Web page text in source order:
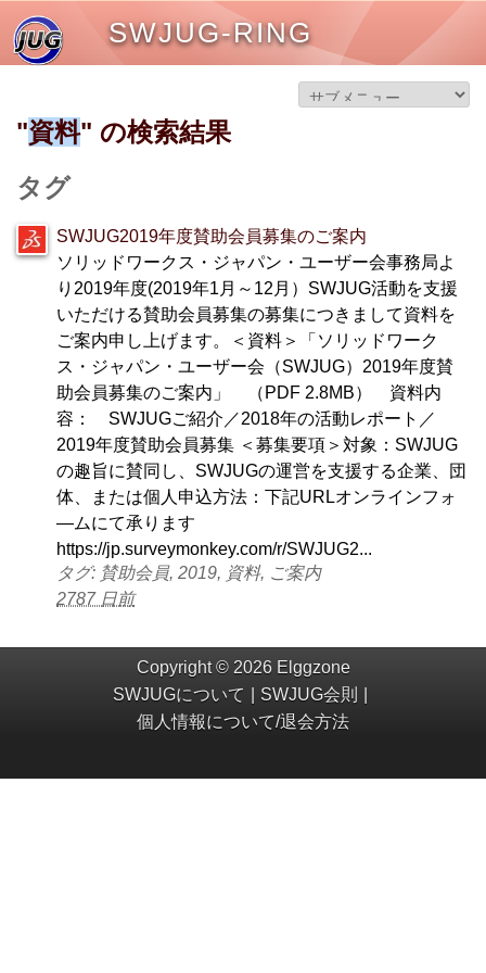
SWJUG-RING
"資料" の検索結果
タグ
SWJUG2019年度賛助会員募集のご案内
ソリッドワークス・ジャパン・ユーザー会事務局よ
り2019年度(2019年1月～12月）SWJUG活動を支援
いただける賛助会員募集の募集につきまして資料を
ご案内申し上げます。＜資料＞「ソリッドワーク
ス・ジャパン・ユーザー会（SWJUG）2019年度賛
助会員募集のご案内」 （PDF 2.8MB） 資料内
容： SWJUGご紹介／2018年の活動レポート／
2019年度賛助会員募集 ＜募集要項＞対象：SWJUG
の趣旨に賛同し、SWJUGの運営を支援する企業、団
体、または個人申込方法：下記URLオンラインフォ
―ムにて承ります
https://jp.surveymonkey.com/r/SWJUG2...
タグ: 賛助会員, 2019, 資料, ご案内
2787 日前
Copyright © 2026 Elggzone
SWJUGについて
SWJUG会則
個人情報について/退会方法